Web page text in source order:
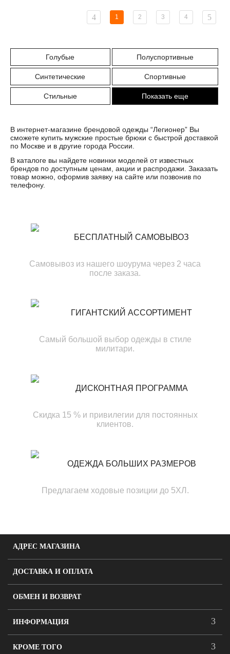
1 2 3 4
Голубые Полуспортивные
Синтетические Спортивные
Стильные Показать еще
В интернет-магазине брендовой одежды “Легионер” Вы
сможете купить мужские простые брюки с быстрой доставкой
по Москве и в другие города России.
В каталоге вы найдете новинки моделей от известных
брендов по доступным ценам, акции и распродажи. Заказать
товар можно, оформив заявку на сайте или позвонив по
телефону.
БЕСПЛАТНЫЙ САМОВЫВОЗ
Самовывоз из нашего шоурума через 2 часа
после заказа.
ГИГАНТСКИЙ АССОРТИМЕНТ
Самый большой выбор одежды в стиле
милитари.
ДИСКОНТНАЯ ПРОГРАММА
Скидка 15 % и привилегии для постоянных
клиентов.
ОДЕЖДА БОЛЬШИХ РАЗМЕРОВ
Предлагаем ходовые позиции до 5ХЛ.
АДРЕС МАГАЗИНА
ДОСТАВКА И ОПЛАТА
ОБМЕН И ВОЗВРАТ
ИНФОРМАЦИЯ
КРОМЕ ТОГО